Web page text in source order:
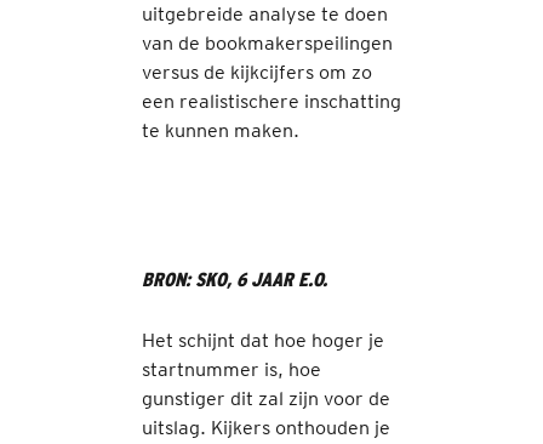
uitgebreide analyse te doen
van de bookmakerspeilingen
versus de kijkcijfers om zo
een realistischere inschatting
te kunnen maken.
BRON: SKO, 6 JAAR E.O.
Het schijnt dat hoe hoger je
startnummer is, hoe
gunstiger dit zal zijn voor de
uitslag. Kijkers onthouden je